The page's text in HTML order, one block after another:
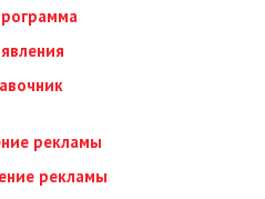
рекламы
рекламы